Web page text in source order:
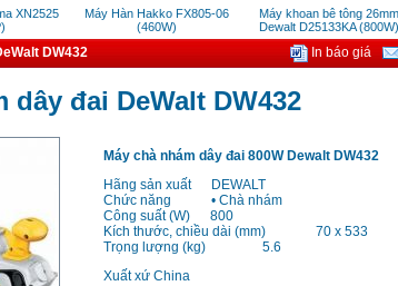
XN2525
Máy Hàn Hakko FX805-06
(460W)
Máy khoan bê tông 26mm
Dewalt D25133KA (800W)
DW432 In báo giá
dây đai DeWalt DW432
Máy chà nhám dây đai 800W Dewalt DW432
Hãng sản xuất
DEWALT
Chức năng
• Chà nhám
Công suất (W)
800
Kích thước, chiều dài (mm)
70 x 533
Trọng lượng (kg)
5.6
Xuất xứ China